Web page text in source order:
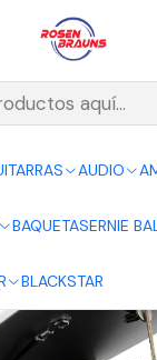
AUDIO
BAQUETASERNIE
BLACKSTAR
$25.000 en Santiago
el despacho!
Ver Detalles
BALL
PEDALES
Jr. 25K (para